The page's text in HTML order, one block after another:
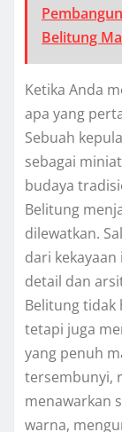
Belitung
Ketika Anda
apa yang
Sebuah
sebagai
budaya
Belitung
dilewatkan.
dari
detail dan
Belitung tidak
tetapi juga
yang penuh
tersembunyi,
menawarkan
warna,